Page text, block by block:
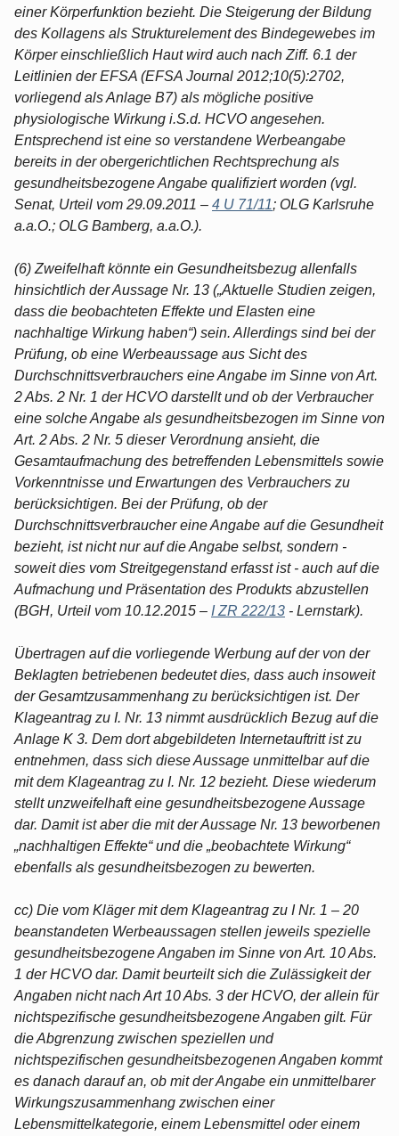
einer Körperfunktion bezieht. Die Steigerung der Bildung
des Kollagens als Strukturelement des Bindegewebes im
Körper einschließlich Haut wird auch nach Ziff. 6.1 der
Leitlinien der EFSA (EFSA Journal 2012;10(5):2702,
vorliegend als Anlage B7) als mögliche positive
physiologische Wirkung i.S.d. HCVO angesehen.
Entsprechend ist eine so verstandene Werbeangabe
bereits in der obergerichtlichen Rechtsprechung als
gesundheitsbezogene Angabe qualifiziert worden (vgl.
Senat, Urteil vom 29.09.2011 – 4 U 71/11; OLG Karlsruhe
a.a.O.; OLG Bamberg, a.a.O.).
(6) Zweifelhaft könnte ein Gesundheitsbezug allenfalls
hinsichtlich der Aussage Nr. 13 („Aktuelle Studien zeigen,
dass die beobachteten Effekte und Elasten eine
nachhaltige Wirkung haben“) sein. Allerdings sind bei der
Prüfung, ob eine Werbeaussage aus Sicht des
Durchschnittsverbrauchers eine Angabe im Sinne von Art.
2 Abs. 2 Nr. 1 der HCVO darstellt und ob der Verbraucher
eine solche Angabe als gesundheitsbezogen im Sinne von
Art. 2 Abs. 2 Nr. 5 dieser Verordnung ansieht, die
Gesamtaufmachung des betreffenden Lebensmittels sowie
Vorkenntnisse und Erwartungen des Verbrauchers zu
berücksichtigen. Bei der Prüfung, ob der
Durchschnittsverbraucher eine Angabe auf die Gesundheit
bezieht, ist nicht nur auf die Angabe selbst, sondern -
soweit dies vom Streitgegenstand erfasst ist - auch auf die
Aufmachung und Präsentation des Produkts abzustellen
(BGH, Urteil vom 10.12.2015 – I ZR 222/13 - Lernstark).
Übertragen auf die vorliegende Werbung auf der von der
Beklagten betriebenen bedeutet dies, dass auch insoweit
der Gesamtzusammenhang zu berücksichtigen ist. Der
Klageantrag zu I. Nr. 13 nimmt ausdrücklich Bezug auf die
Anlage K 3. Dem dort abgebildeten Internetauftritt ist zu
entnehmen, dass sich diese Aussage unmittelbar auf die
mit dem Klageantrag zu I. Nr. 12 bezieht. Diese wiederum
stellt unzweifelhaft eine gesundheitsbezogene Aussage
dar. Damit ist aber die mit der Aussage Nr. 13 beworbenen
„nachhaltigen Effekte“ und die „beobachtete Wirkung“
ebenfalls als gesundheitsbezogen zu bewerten.
cc) Die vom Kläger mit dem Klageantrag zu I Nr. 1 – 20
beanstandeten Werbeaussagen stellen jeweils spezielle
gesundheitsbezogene Angaben im Sinne von Art. 10 Abs.
1 der HCVO dar. Damit beurteilt sich die Zulässigkeit der
Angaben nicht nach Art 10 Abs. 3 der HCVO, der allein für
nichtspezifische gesundheitsbezogene Angaben gilt. Für
die Abgrenzung zwischen speziellen und
nichtspezifischen gesundheitsbezogenen Angaben kommt
es danach darauf an, ob mit der Angabe ein unmittelbarer
Wirkungszusammenhang zwischen einer
Lebensmittelkategorie, einem Lebensmittel oder einem